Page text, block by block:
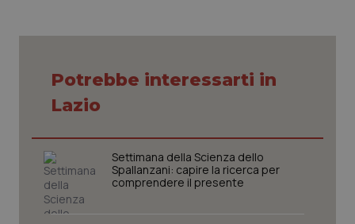
Piemonte
Provincia Autonoma di Trento
Puglia
HIV
Ipertensione & Scompenso
Malattie rare
Potrebbe interessarti in
Lazio
Settimana della Scienza dello
Spallanzani: capire la ricerca per
comprendere il presente